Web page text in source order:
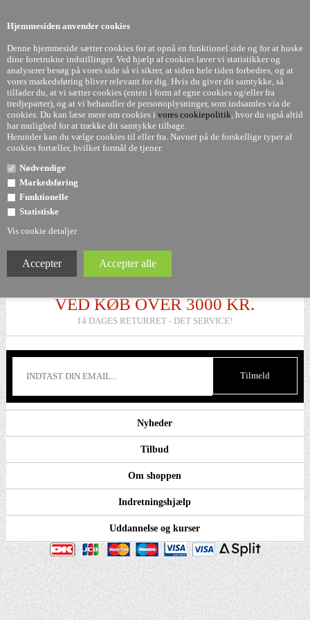
Hjemmesiden anvender cookies
Denne hjemmeside sætter cookies for at opnå en funktionel side og for at huske
dine foretrukne indstillinger. Ved hjælp af cookies laver vi statistikker og
analyserer besøg på vores side så vi sikrer, at siden hele tiden forbedres, og at
vores markedsføring bliver relevant for dig. Hvis du giver dit samtykke, så
tillader du, at vi sætter cookies (enten i form af egne cookies og/eller fra
tredjeparter), og at vi behandler de personoplysninger, som indsamles via de
cookies. Du kan læse mere om cookies i vores cookiepolitik, hvor du også altid
har mulighed for at trække dit samtykke tilbage.
Herunder kan du vælge cookies til eller fra. Navnet på de forskellige typer af
cookies fortæller, hvilket formål de tjener.
Nødvendige
Markedsføring
Funktionelle
Statistiske
Vis cookie detaljer
Ingen varer fundet
FYSISK BUTIK
KOM OG BESØG OS
RING 10-17 PÅ HVERDAGE
FRI FRAGT
VED KØB OVER 3000 KR.
14 DAGES RETURRET - DET SERVICE!
Nyheder
Tilbud
Om shoppen
Indretningshjælp
Uddannelse og kurser